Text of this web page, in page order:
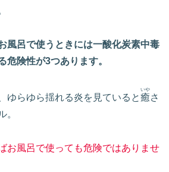
風呂で使うときには一酸化炭素中毒
危険性が3つあります。
ゆらゆら揺れる炎を見ていると癒
いや
さ
。
お風呂で使っても危険ではありませ